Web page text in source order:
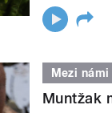
Mezi
Muntžak